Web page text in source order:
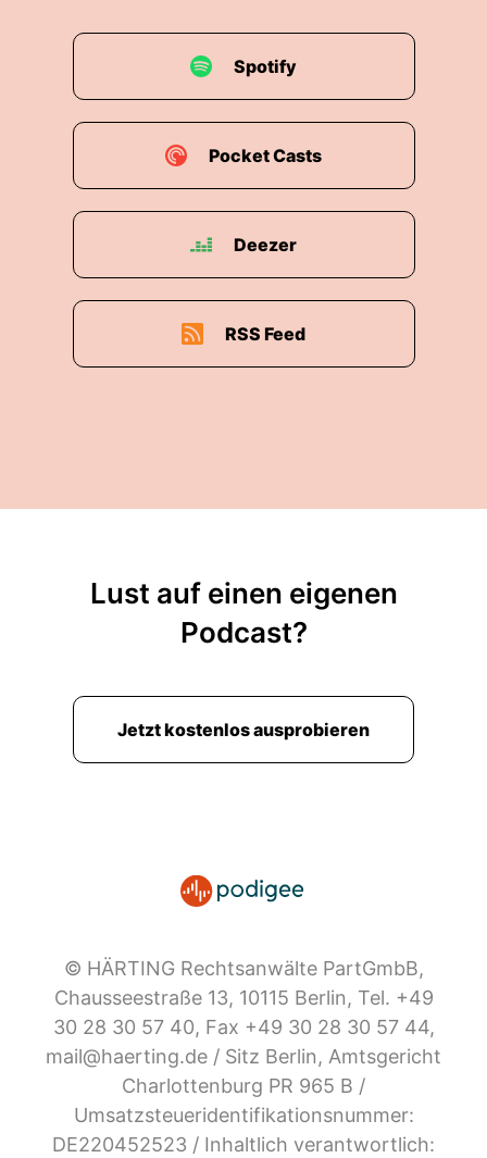
Spotify
Pocket Casts
Deezer
RSS Feed
Lust auf einen eigenen
Podcast?
Jetzt kostenlos ausprobieren
© HÄRTING Rechtsanwälte PartGmbB,
Chausseestraße 13, 10115 Berlin, Tel. +49
30 28 30 57 40, Fax +49 30 28 30 57 44,
mail@haerting.de / Sitz Berlin, Amtsgericht
Charlottenburg PR 965 B /
Umsatzsteueridentifikationsnummer:
DE220452523 / Inhaltlich verantwortlich: